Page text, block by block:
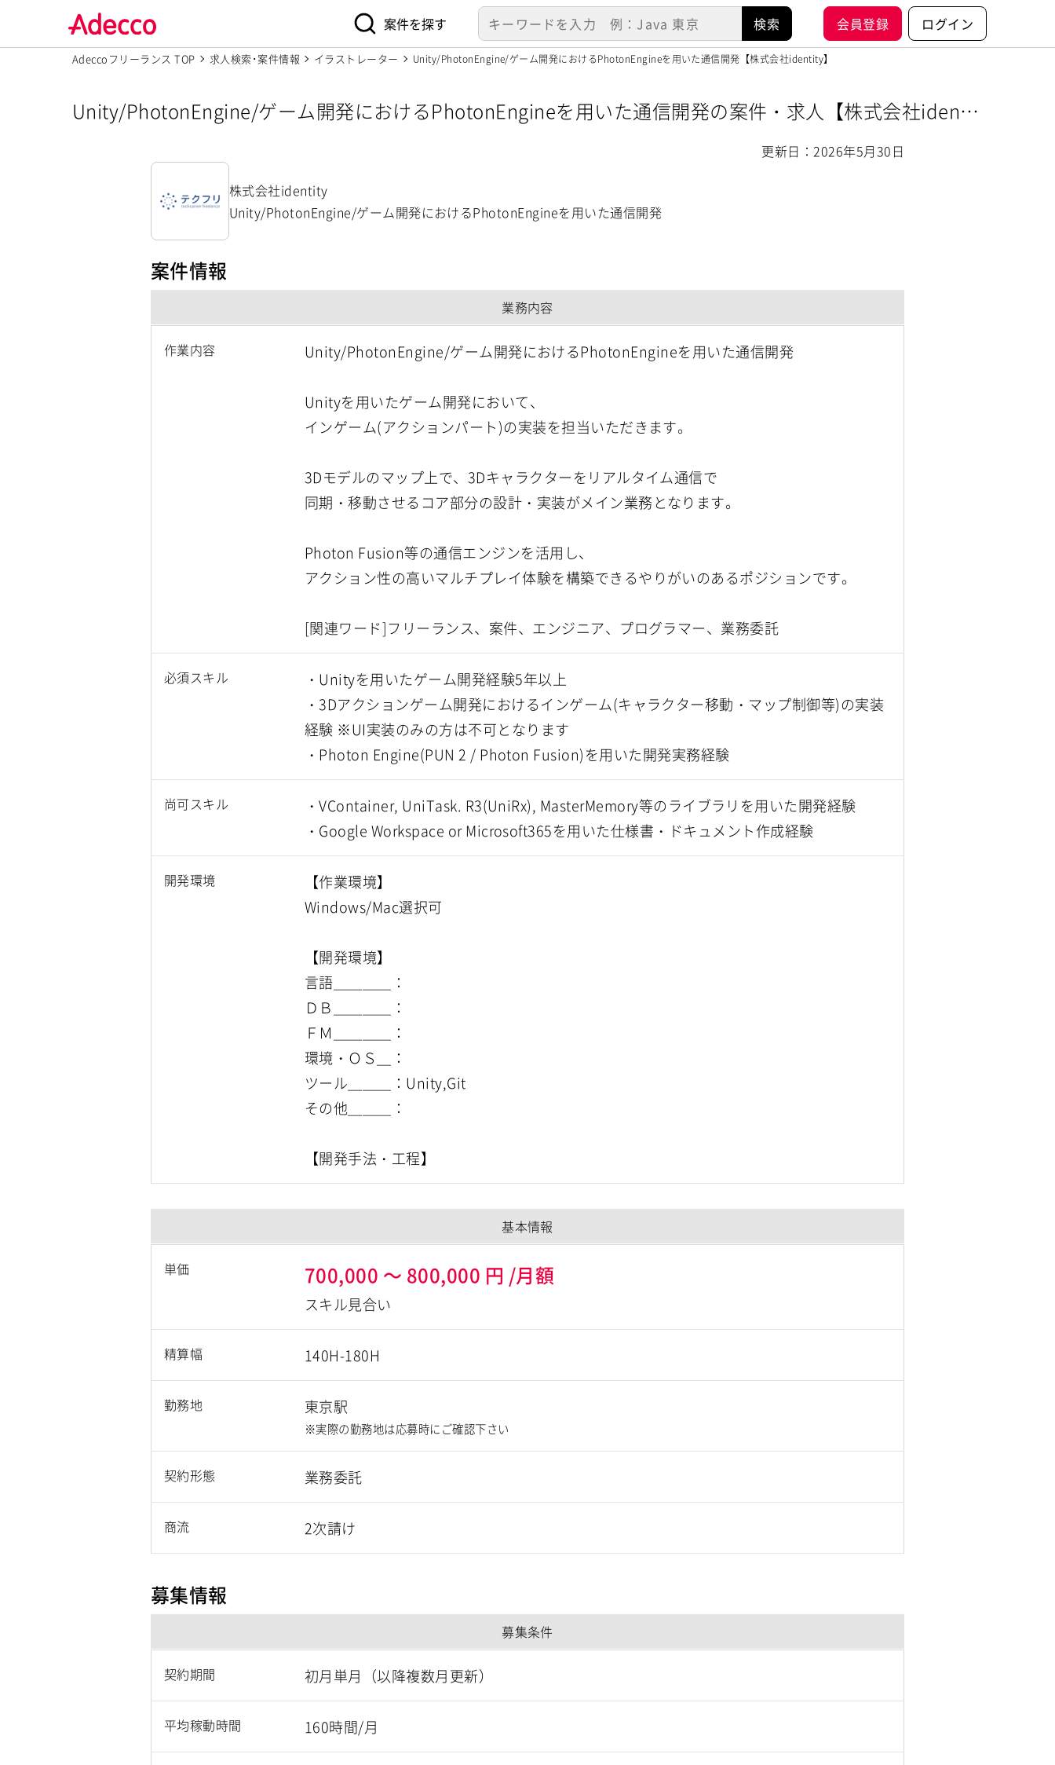
案件を探す 会員登録 ログイン
Adeccoフリーランス TOP 求人検索･案件情報 イラストレーター Unity/PhotonEngine/ゲーム開発におけるPhotonEngineを用いた通信開発【株式会社identity】
Unity/PhotonEngine/ゲーム開発におけるPhotonEngineを用いた通信開発の案件・求人【株式会社identit
更新日：2026年5月30日
株式会社identity
Unity/PhotonEngine/ゲーム開発におけるPhotonEngineを用いた通信開発
案件情報
業務内容
作業内容 Unity/PhotonEngine/ゲーム開発におけるPhotonEngineを用いた通信開発
Unityを用いたゲーム開発において、
インゲーム(アクションパート)の実装を担当いただきます。
3Dモデルのマップ上で、3Dキャラクターをリアルタイム通信で
同期・移動させるコア部分の設計・実装がメイン業務となります。
Photon Fusion等の通信エンジンを活用し、
アクション性の高いマルチプレイ体験を構築できるやりがいのあるポジションです。
[関連ワード]フリーランス、案件、エンジニア、プログラマー、業務委託
必須スキル
・Unityを用いたゲーム開発経験5年以上
・3Dアクションゲーム開発におけるインゲーム(キャラクター移動・マップ制御等)の実装
経験 ※UI実装のみの方は不可となります
・Photon Engine(PUN 2 / Photon Fusion)を用いた開発実務経験
尚可スキル
・VContainer, UniTask. R3(UniRx), MasterMemory等のライブラリを用いた開発経験
・Google Workspace or Microsoft365を用いた仕様書・ドキュメント作成経験
開発環境
【作業環境】
Windows/Mac選択可
【開発環境】
言語＿＿＿＿：
ＤＢ＿＿＿＿：
ＦＭ＿＿＿＿：
環境・ＯＳ＿：
ツール＿＿＿：Unity,Git
その他＿＿＿：
基本情報
単価 700,000 ～ 800,000 円 /月額
スキル見合い
精算幅 140H-180H
勤務地 東京駅
※実際の勤務地は応募時にご確認下さい
契約形態 業務委託
商流 2次請け
募集情報
募集条件
契約期間 初月単月（以降複数月更新）
平均稼動時間 160時間/月